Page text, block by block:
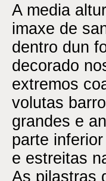
A media
imaxe de
dentro dun
decorado
extremos
volutas
grandes e
parte
e estreitas
As pilastras